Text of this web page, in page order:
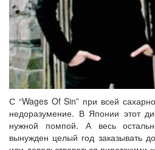
С “Wages Of Sin” при всей
недоразумение. В Японии этот
нужной помпой. А весь
вынужден целый год заказывать